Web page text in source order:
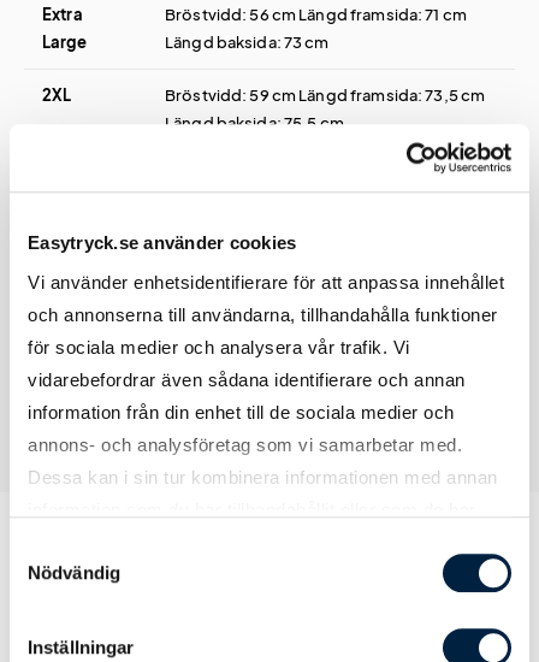
Easytryck.se använder cookies
Vi använder enhetsidentifierare för att anpassa innehållet
och annonserna till användarna, tillhandahålla funktioner
för sociala medier och analysera vår trafik. Vi
vidarebefordrar även sådana identifierare och annan
information från din enhet till de sociala medier och
annons- och analysföretag som vi samarbetar med.
Dessa kan i sin tur kombinera informationen med annan
Nödvändig
Inställningar
Extra
Large
Bröstvidd: 56 cm Längd framsida: 71 cm
Längd baksida: 73 cm
2XL
Bröstvidd: 59 cm Längd framsida: 73,5 cm
Längd baksida: 75,5 cm
Bröstvidd: 62 cm Längd framsida: 73,5 cm
4XL
Längd baksida: 75,5 cm